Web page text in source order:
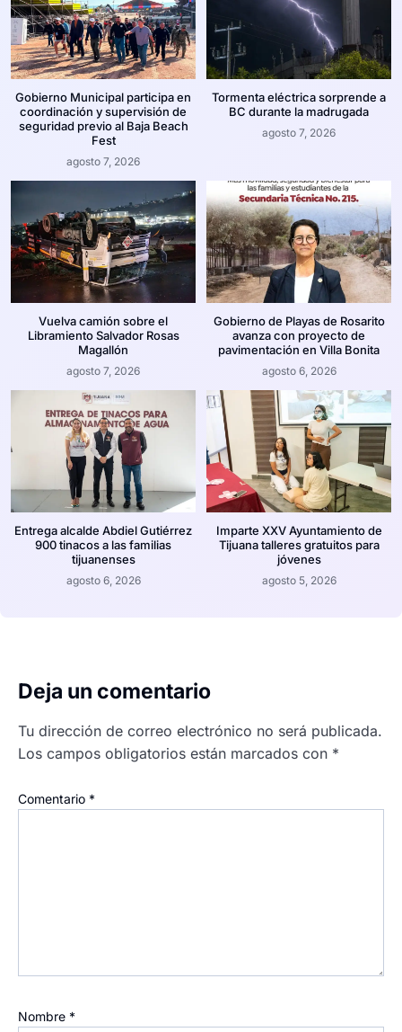
Gobierno Municipal participa en
coordinación y supervisión de
seguridad previo al Baja Beach
Fest
agosto 7, 2026
Tormenta eléctrica sorprende a
BC durante la madrugada
agosto 7, 2026
Vuelva camión sobre el
Libramiento Salvador Rosas
Magallón
agosto 7, 2026
Gobierno de Playas de Rosarito
avanza con proyecto de
pavimentación en Villa Bonita
agosto 6, 2026
Entrega alcalde Abdiel Gutiérrez
900 tinacos a las familias
tijuanenses
agosto 6, 2026
Imparte XXV Ayuntamiento de
Tijuana talleres gratuitos para
jóvenes
agosto 5, 2026
Deja un comentario
Tu dirección de correo electrónico no será publicada.
Los campos obligatorios están marcados con *
Comentario *
Nombre *